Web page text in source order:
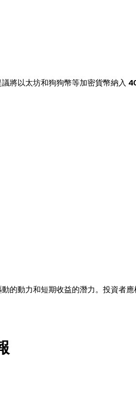
將以太坊和狗狗幣等加密貨幣納入
的動力和短期收益的潛力。投資者應